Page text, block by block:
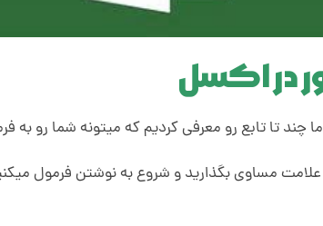
در اکسل
تابع رو معرفی کردیم که میتونه شما رو به
علامت مساوی بگذارید و شروع به نوشتن فرمول